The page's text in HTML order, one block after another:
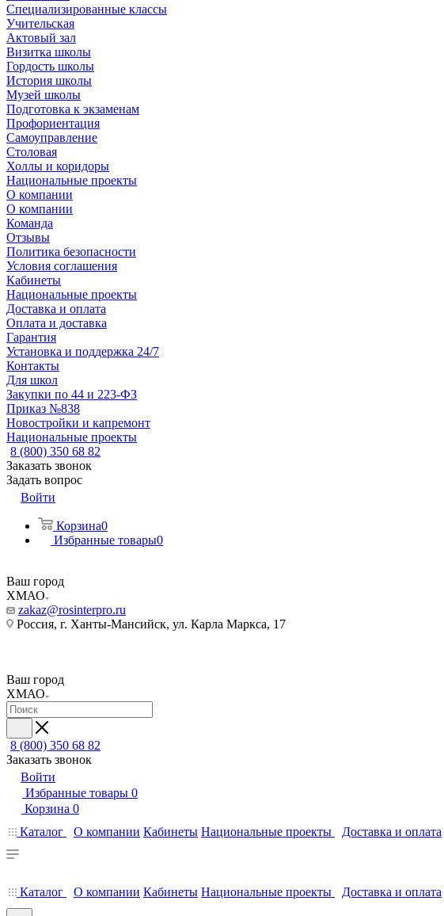
Специализированные классы
Учительская
Актовый зал
Визитка школы
Гордость школы
История школы
Музей школы
Подготовка к экзаменам
Профориентация
Самоуправление
Столовая
Холлы и коридоры
Национальные проекты
О компании
О компании
Команда
Отзывы
Политика безопасности
Условия соглашения
Кабинеты
Национальные проекты
Доставка и оплата
Оплата и доставка
Гарантия
Установка и поддержка 24/7
Контакты
Для школ
Закупки по 44 и 223-ФЗ
Приказ №838
Новостройки и капремонт
Национальные проекты
8 (800) 350 68 82
Заказать звонок
Задать вопрос
Войти
Корзина0
Избранные товары0
Ваш город
ХМАО
zakaz@rosinterpro.ru
Россия, г. Ханты-Мансийск, ул. Карла Маркса, 17
Ваш город
ХМАО
8 (800) 350 68 82
Заказать звонок
Войти
Избранные товары 0
Корзина 0
Каталог
О компании Кабинеты Национальные проекты Доставка и оплата
Каталог О компании Кабинеты Национальные проекты Доставка и оплата